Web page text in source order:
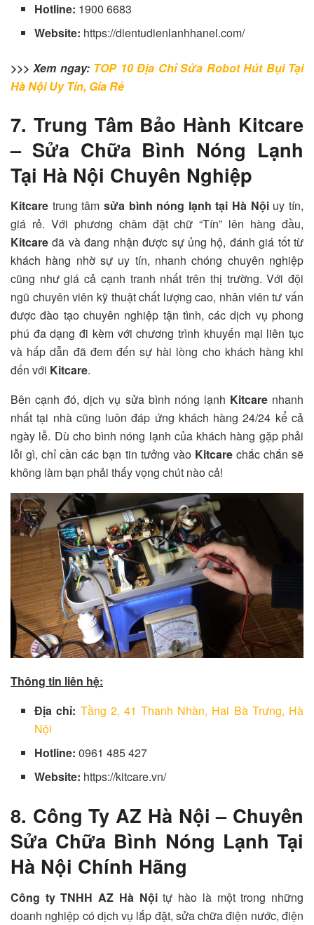
Hotline: 1900 6683
Website: https://dientudienlanhhanel.com/
>>> Xem ngay: TOP 10 Địa Chỉ Sửa Robot Hút Bụi Tại
Hà Nội Uy Tín, Gía Rẻ
7. Trung Tâm Bảo Hành Kitcare
– Sửa Chữa Bình Nóng Lạnh
Tại Hà Nội Chuyên Nghiệp
Kitcare trung tâm sửa bình nóng lạnh tại Hà Nộiuy tín,
giá rẻ. Với phương châm đặt chữ “Tín” lên hàng đầu,
Kitcare đã và đang nhận được sự ủng hộ, đánh giá tốt từ
khách hàng nhờ sự uy tín, nhanh chóng chuyên nghiệp
cũng như giá cả cạnh tranh nhất trên thị trường. Với đội
ngũ chuyên viên kỹ thuật chất lượng cao, nhân viên tư vấn
được đào tạo chuyên nghiệp tận tình, các dịch vụ phong
phú đa dạng đi kèm với chương trình khuyến mại liên tục
và hấp dẫn đã đem đến sự hài lòng cho khách hàng khi
đến với Kitcare.
Bên cạnh đó, dịch vụ sửa bình nóng lạnh Kitcarenhanh
nhất tại nhà cũng luôn đáp ứng khách hàng 24/24 kể cả
ngày lễ. Dù cho bình nóng lạnh của khách hàng gặp phải
lỗi gì, chỉ cần các bạn tin tưởng vào Kitcarechắc chắn sẽ
không làm bạn phải thấy vọng chút nào cả!
Thông tin liên hệ:
Địa chỉ: Tầng 2, 41 Thanh Nhàn, Hai Bà Trưng, Hà
Nội
Hotline: 0961 485 427
Website: https://kitcare.vn/
8. Công Ty AZ Hà Nội – Chuyên
Sửa Chữa Bình Nóng Lạnh Tại
Hà Nội Chính Hãng
Công ty TNHH AZ Hà Nộitự hào là một trong những
doanh nghiệp có dịch vụ lắp đặt, sửa chữa điện nước, điện